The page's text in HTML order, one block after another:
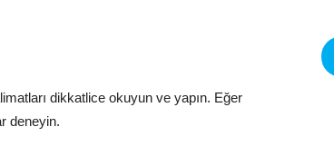
dikkatlice okuyun ve yapın. Eğer
deneyin.